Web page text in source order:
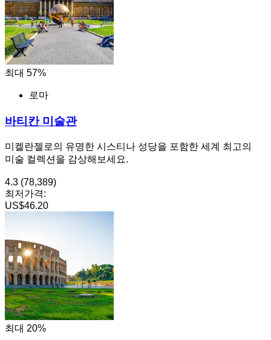
최대 57%
로마
바티칸 미술관
미켈란젤로의 유명한 시스티나 성당을 포함한 세계 최고의
미술 컬렉션을 감상해보세요.
4.3 (78,389)
최저가격:
US$46.20
최대 20%